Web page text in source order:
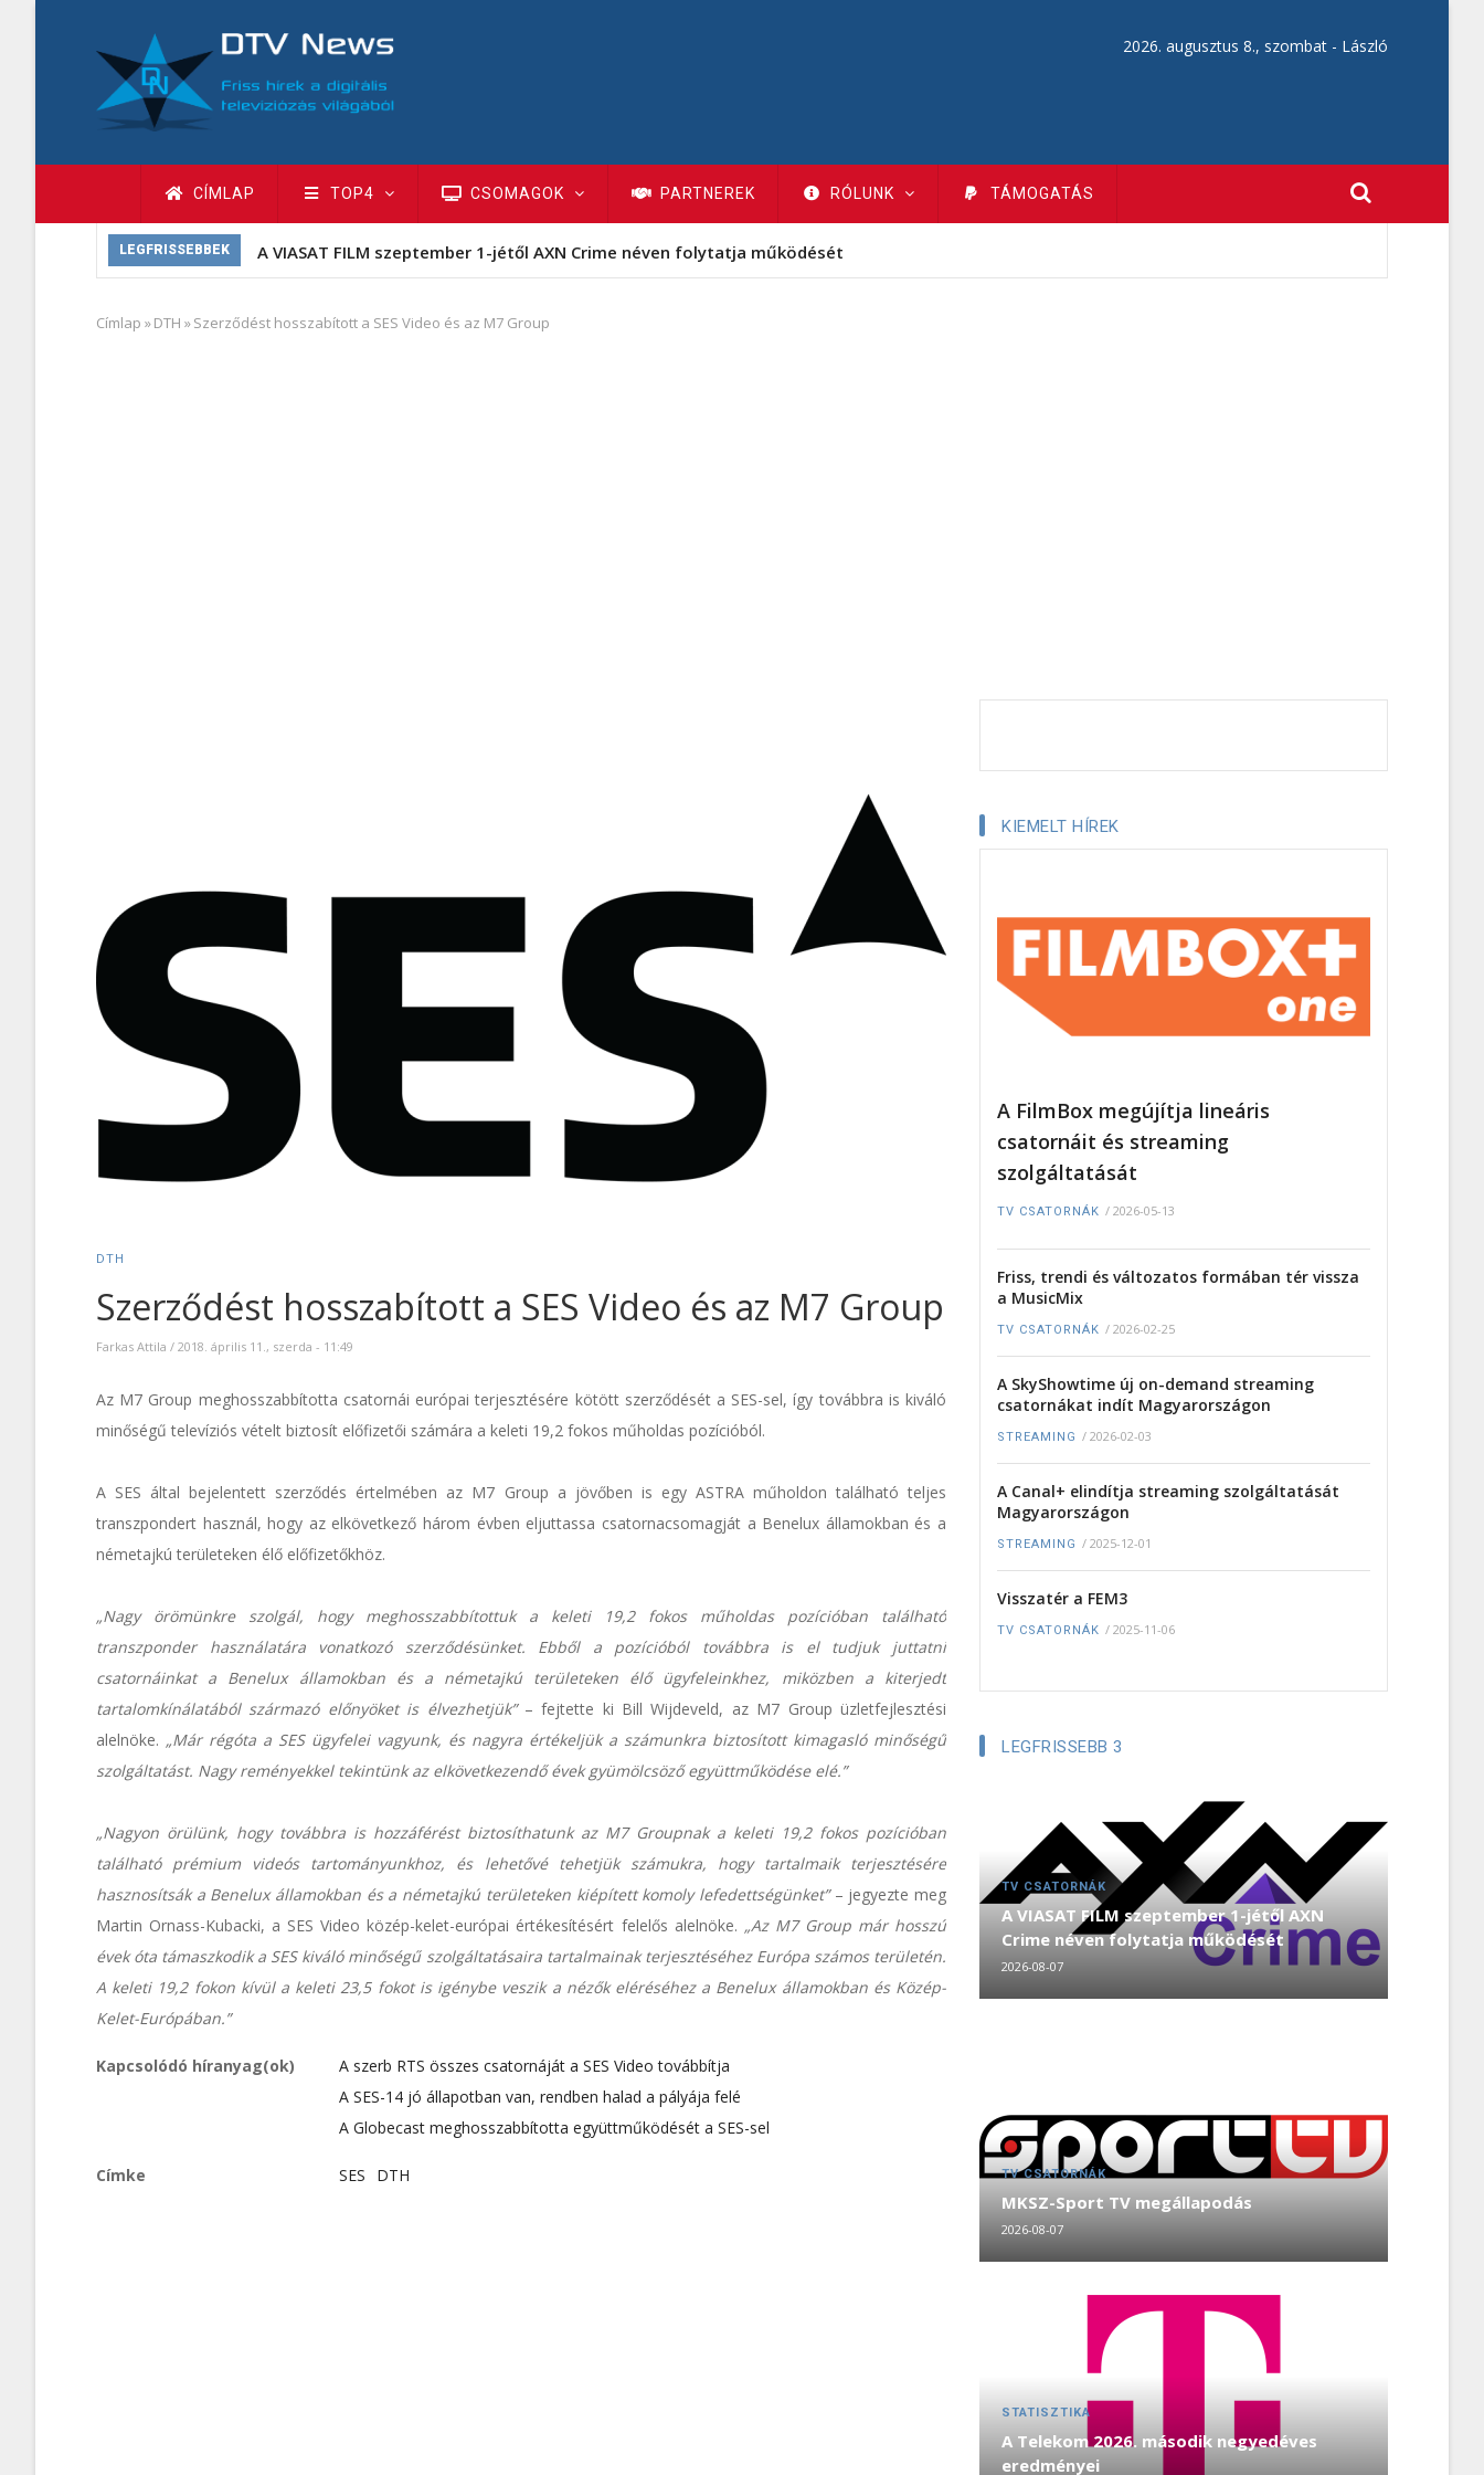
tartalomra
2026. augusztus 8., szombat - László
Fő
navigáció
CÍMLAP TOP4 CSOMAGOK PARTNEREK RÓLUNK TÁMOGATÁS
LEGFRISSEBBEK A VIASAT FILM szeptember 1-jétől AXN Crime néven folytatja működését
Morzsa
Címlap »DTH »Szerződést hosszabított a SES Video és az M7 Group
DTH
Szerződést hosszabított a SES Video és az M7 Group
Farkas Attila / 2018. április 11., szerda - 11:49
Az M7 Group meghosszabbította csatornái európai terjesztésére kötött szerződését a SES-sel, így továbbra is kiváló
minőségű televíziós vételt biztosít előfizetői számára a keleti 19,2 fokos műholdas pozícióból.
A SES által bejelentett szerződés értelmében az M7 Group a jövőben is egy ASTRA műholdon található teljes
transzpondert használ, hogy az elkövetkező három évben eljuttassa csatornacsomagját a Benelux államokban és a
németajkú területeken élő előfizetőkhöz.
„Nagy örömünkre szolgál, hogy meghosszabbítottuk a keleti 19,2 fokos műholdas pozícióban található
transzponder használatára vonatkozó szerződésünket. Ebből a pozícióból továbbra is el tudjuk juttatni
csatornáinkat a Benelux államokban és a németajkú területeken élő ügyfeleinkhez, miközben a kiterjedt
tartalomkínálatából származó előnyöket is élvezhetjük”– fejtette ki Bill Wijdeveld, az M7 Group üzletfejlesztési
alelnöke. „Már régóta a SES ügyfelei vagyunk, és nagyra értékeljük a számunkra biztosított kimagasló minőségű
szolgáltatást. Nagy reményekkel tekintünk az elkövetkezendő évek gyümölcsöző együttműködése elé.”
„Nagyon örülünk, hogy továbbra is hozzáférést biztosíthatunk az M7 Groupnak a keleti 19,2 fokos pozícióban
található prémium videós tartományunkhoz, és lehetővé tehetjük számukra, hogy tartalmaik terjesztésére
hasznosítsák a Benelux államokban és a németajkú területeken kiépített komoly lefedettségünket”– jegyezte meg
Martin Ornass-Kubacki, a SES Video közép-kelet-európai értékesítésért felelős alelnöke. „Az M7 Group már hosszú
évek óta támaszkodik a SES kiváló minőségű szolgáltatásaira tartalmainak terjesztéséhez Európa számos területén.
A keleti 19,2 fokon kívül a keleti 23,5 fokot is igénybe veszik a nézők eléréséhez a Benelux államokban és Közép-
Kelet-Európában.”
Kapcsolódó híranyag(ok)
A szerb RTS összes csatornáját a SES Video továbbítja
A SES-14 jó állapotban van, rendben halad a pályája felé
A Globecast meghosszabbította együttműködését a SES-sel
Címke SES DTH
KIEMELT HÍREK
A FilmBox megújítja lineáris
csatornáit és streaming
szolgáltatását
TV CSATORNÁK / 2026-05-13
Friss, trendi és változatos formában tér vissza
a MusicMix
TV CSATORNÁK / 2026-02-25
A SkyShowtime új on-demand streaming
csatornákat indít Magyarországon
STREAMING / 2026-02-03
A Canal+ elindítja streaming szolgáltatását
Magyarországon
STREAMING / 2025-12-01
Visszatér a FEM3
TV CSATORNÁK / 2025-11-06
LEGFRISSEBB 3
TV CSATORNÁK
A VIASAT FILM szeptember 1-jétől AXN
Crime néven folytatja működését
2026-08-07
TV CSATORNÁK
MKSZ-Sport TV megállapodás
2026-08-07
STATISZTIKA
A Telekom 2026. második negyedéves
eredményei